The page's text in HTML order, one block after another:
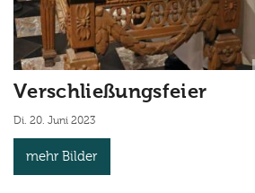
Verschließungsfeier
Di. 20. Juni 2023
mehr Bilder